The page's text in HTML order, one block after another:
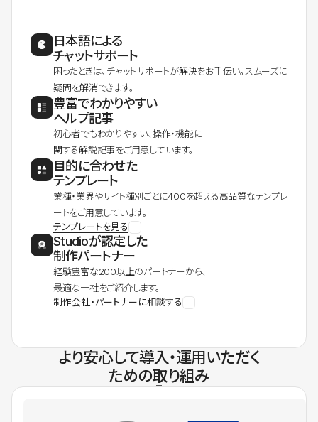
日本語による
チャットサポート
困ったときは、チャットサポートが解決をお手伝い。スムーズに
疑問を解消できます。
豊富でわかりやすい
ヘルプ記事
初心者でもわかりやすい、操作・機能に
関する解説記事をご用意しています。
目的に合わせた
テンプレート
業種・業界やサイト種別ごとに400を超える高品質なテンプレ
ートをご用意しています。
テンプレートを見る
Studioが認定した
制作パートナー
経験豊富な200以上のパートナーから、
最適な一社をご紹介します。
制作会社・パートナーに相談する
より安心して導入・運用いただく
ための取り組み